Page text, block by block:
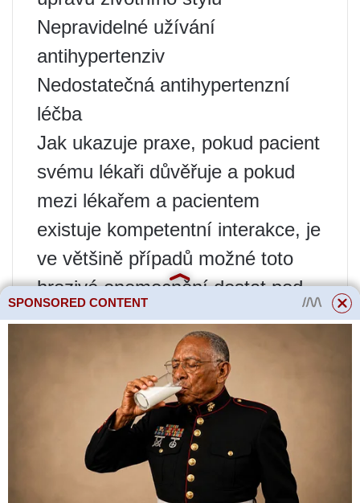
Nepravidelné užívání
antihypertenziv
Nedostatečná antihypertenzní
léčba
Jak ukazuje praxe, pokud pacient
svému lékaři důvěřuje a pokud
mezi lékařem a pacientem
existuje kompetentní interakce, je
ve většině případů možné toto
hrozivé onemocnění dostat pod
kontrolu.
Co když už užíváte 3 a více léků
a váš krevní tlak se neustálil na
cílové úrovni? Tato forma
hypertenze je považována za
rezistentní.
Rezistentní hypertenze je stav,
SPONSORED CONTENT